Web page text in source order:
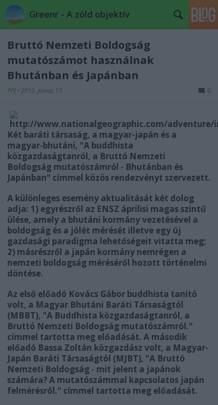
Greenr - A zöld objektív
Bruttó Nemzeti Boldogság
mutatószámot használnak
Bhutánban és Japánban
PPJ • 2012. június 17. 0
Két baráti társaság, a magyar-japán és a
magyar-bhutáni, "A buddhista
közgazdaságtanról, a Bruttó Nemzeti
Boldogság mutatószámról - Bhutánban és
Japánban" címmel közös rendezvényt szervezett.
A különleges esemény aktualitását két dolog
adja: 1) egyrészről az ENSZ áprilisi magas szintű
ülése, amely a bhutáni kormány vezetésével a
boldogság és a jólét mérését illetve egy új
gazdasági paradigma lehetőségeit vitatta meg;
2) másrészről a japán kormány nemrégen a
nemzeti boldogság méréséről hozott történelmi
döntése.
Az első előadó Kovács Gábor buddhista tanító
volt, a Magyar Bhutáni Baráti Társaságtól
(MBBT), "A Buddhista közgazdaságtanról, a
Bruttó Nemzeti Boldogság mutatószámról."
címmel tartotta meg előadását. A második
előadó Bassa Zoltán közgazdász volt, a Magyar-
Japán Baráti Társaságtól (MJBT), "A Bruttó
Nemzeti Boldogság - mit jelent a japánok
számára? A mutatószámmal kapcsolatos japán
felmérésről." címmel tartotta meg előadását.